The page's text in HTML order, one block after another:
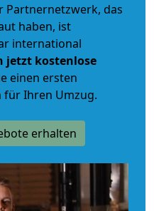
Partnernetzwerk, das
haben, ist
international
jetzt kostenlose
einen ersten
für Ihren Umzug.
erhalten